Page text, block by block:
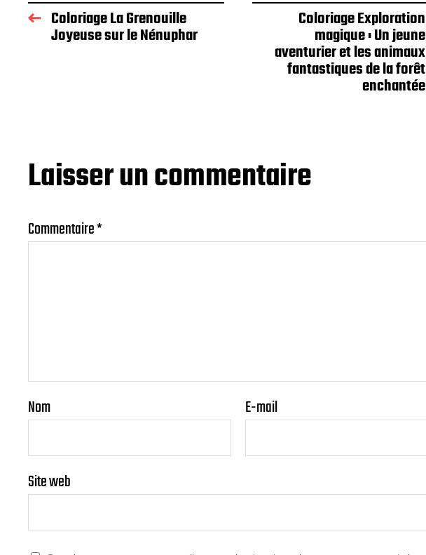
Coloriage La Grenouille
Joyeuse sur le Nénuphar
Coloriage Exploration
magique : Un jeune
aventurier et les animaux
fantastiques de la forêt
enchantée
Laisser un commentaire
Commentaire*
Nom E-mail
Site web